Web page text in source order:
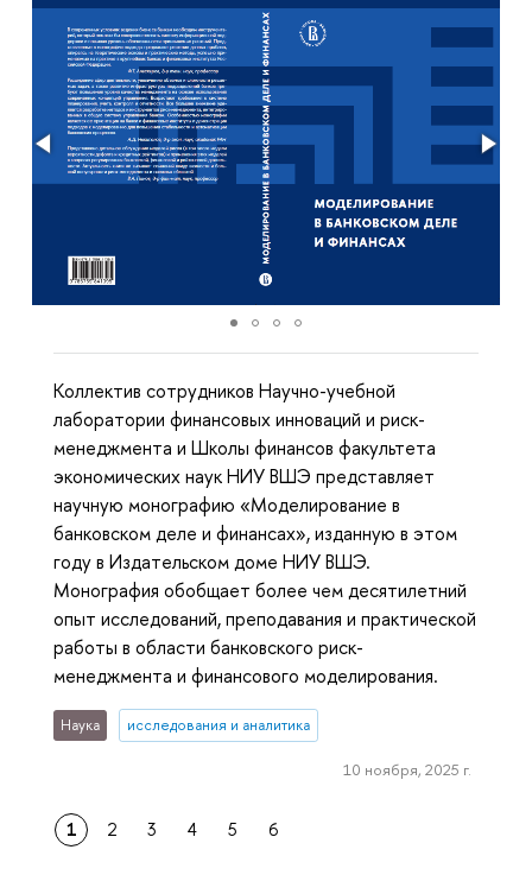
Коллектив сотрудников Научно-учебной
лаборатории финансовых инноваций и риск-
менеджмента и Школы финансов факультета
экономических наук НИУ ВШЭ представляет
научную монографию «Моделирование в
банковском деле и финансах», изданную в этом
году в Издательском доме НИУ ВШЭ.
Монография обобщает более чем десятилетний
опыт исследований, преподавания и практической
работы в области банковского риск-
менеджмента и финансового моделирования.
Наука исследования и аналитика
10 ноября, 2025 г.
1 2 3 4 5 6